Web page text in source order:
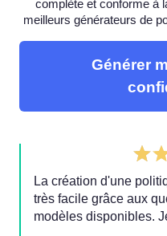
complète et conforme à
meilleurs générateurs de
Générer
La création d'une
très facile grâce aux
modèles disponibles.